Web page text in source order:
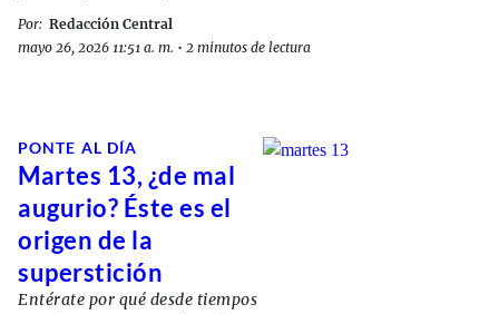
Por: Redacción Central
mayo 26, 2026 11:51 a. m. • 2 minutos de lectura
PONTE AL DÍA
Martes 13, ¿de mal
augurio? Éste es el
origen de la
superstición
Entérate por qué desde tiempos